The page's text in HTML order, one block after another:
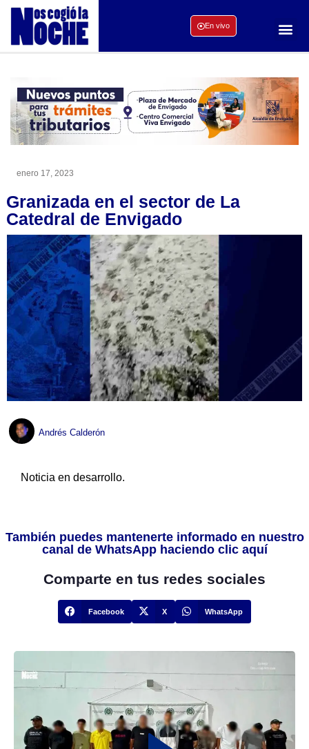
En vivo
enero 17, 2023
Granizada en el sector de La
Catedral de Envigado
Andrés Calderón
Noticia en desarrollo.
También puedes mantenerte informado en nuestro
canal de WhatsApp haciendo clic aquí
Comparte en tus redes sociales
Facebook X WhatsApp